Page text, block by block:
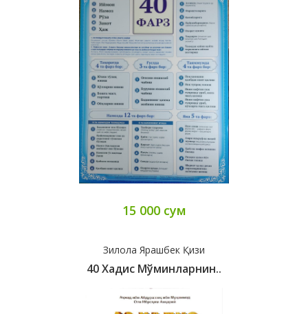
15 000 сум
Зилола Ярашбек Қизи
40 Хадис Мўминларнин..